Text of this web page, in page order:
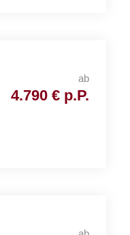
ab
4.790 € p.P.